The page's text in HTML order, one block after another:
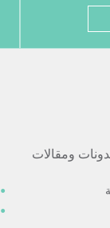
ومقالات